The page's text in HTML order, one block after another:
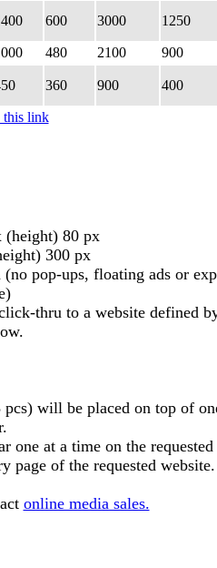
600 3000 1250
480 2100 900
360 900 400
this link
(height) 80 px
300 px
pop-ups, floating ads or
thru to a website defined
pcs) will be placed on top of
one at a time on the
page of the requested website.
online media sales.